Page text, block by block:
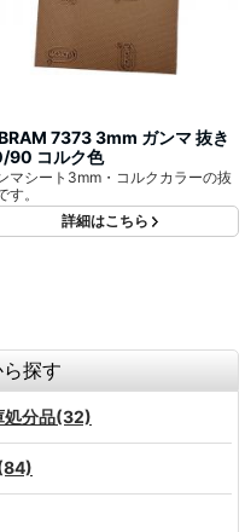
7373 3mm ガンマ 抜き
90 コルク色
マシート3mm・コルクカラーの抜
す。
詳細はこちら
探す
処分品(32)